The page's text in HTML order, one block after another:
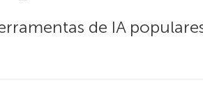
de IA